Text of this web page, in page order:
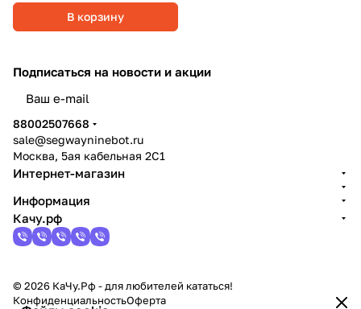
В корзину
Подписаться на новости и акции
88002507668
sale@segwayninebot.ru
Москва, 5ая кабельная 2С1
Интернет-магазин
Информация
Качу.рф
© 2026 КаЧу.Рф - для любителей кататься!
КонфиденциальностьОферта